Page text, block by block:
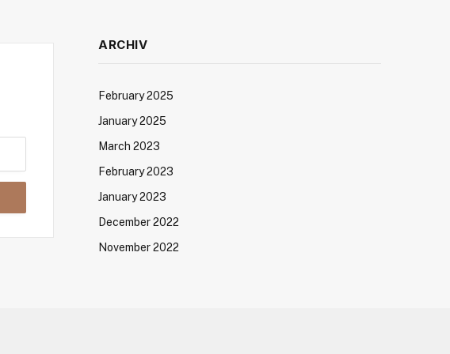
ARCHIV
February 2025
January 2025
March 2023
February 2023
January 2023
December 2022
November 2022